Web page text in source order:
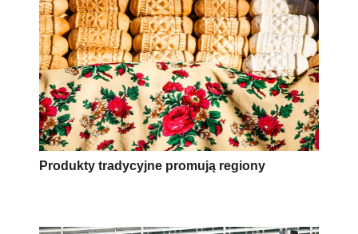
Produkty tradycyjne promują regiony